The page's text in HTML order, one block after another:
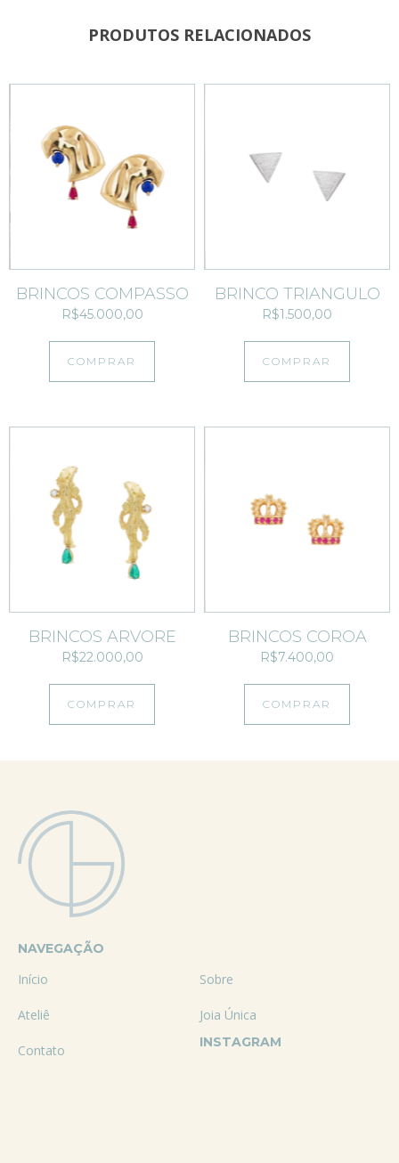
PRODUTOS RELACIONADOS
BRINCOS COMPASSO
R$45.000,00
COMPRAR
BRINCO TRIÂNGULO
R$1.500,00
COMPRAR
BRINCOS ÁRVORE
R$22.000,00
COMPRAR
BRINCOS COROA
R$7.400,00
COMPRAR
NAVEGAÇÃO
Início Sobre
Ateliê Joia Única
Contato INSTAGRAM